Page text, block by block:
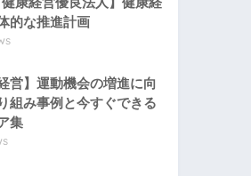
健康経営優良法人】健康経
的な推進計画
営】運動機会の増進に向
組み事例と今すぐできる
集